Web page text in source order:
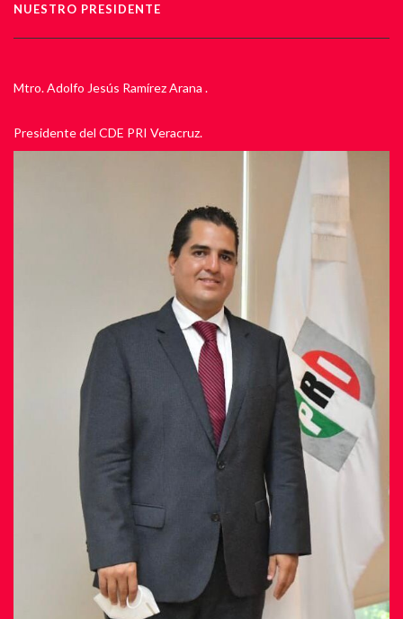
NUESTRO PRESIDENTE
Mtro. Adolfo Jesús Ramírez Arana .
Presidente del CDE PRI Veracruz.